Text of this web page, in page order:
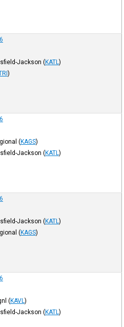
Jackson (KATL )
)
(KAGS)
Jackson (KATL )
Jackson (KATL )
(KAGS)
(KAVL )
Jackson (KATL )